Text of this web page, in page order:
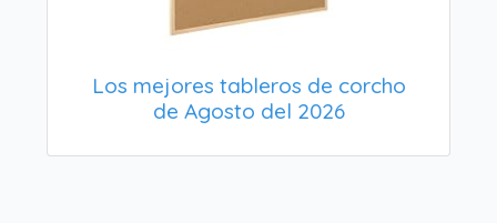
Los mejores tableros de corcho
de Agosto del 2026